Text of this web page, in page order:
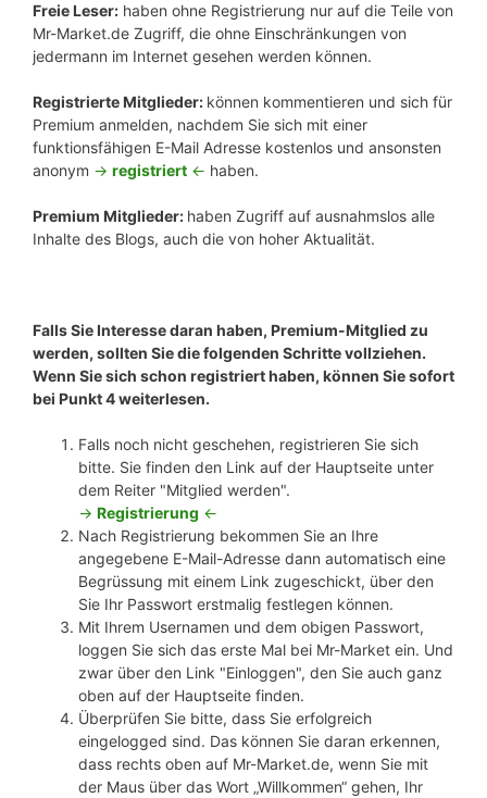
Freie Leser: haben ohne Registrierung nur auf die Teile von
Mr-Market.de Zugriff, die ohne Einschränkungen von
jedermann im Internet gesehen werden können.
Registrierte Mitglieder: können kommentieren und sich für
Premium anmelden, nachdem Sie sich mit einer
funktionsfähigen E-Mail Adresse kostenlos und ansonsten
anonym -> registriert <- haben.
Premium Mitglieder: haben Zugriff auf ausnahmslos alle
Inhalte des Blogs, auch die von hoher Aktualität.
Falls Sie Interesse daran haben, Premium-Mitglied zu
werden, sollten Sie die folgenden Schritte vollziehen.
Wenn Sie sich schon registriert haben, können Sie sofort
bei Punkt 4 weiterlesen.
Falls noch nicht geschehen, registrieren Sie sich
bitte. Sie finden den Link auf der Hauptseite unter
dem Reiter "Mitglied werden".
-> Registrierung <-
Nach Registrierung bekommen Sie an Ihre
angegebene E-Mail-Adresse dann automatisch eine
Begrüssung mit einem Link zugeschickt, über den
Sie Ihr Passwort erstmalig festlegen können.
Mit Ihrem Usernamen und dem obigen Passwort,
loggen Sie sich das erste Mal bei Mr-Market ein. Und
zwar über den Link "Einloggen", den Sie auch ganz
oben auf der Hauptseite finden.
Überprüfen Sie bitte, dass Sie erfolgreich
eingelogged sind. Das können Sie daran erkennen,
dass rechts oben auf Mr-Market.de, wenn Sie mit
der Maus über das Wort „Willkommen“ gehen, Ihr